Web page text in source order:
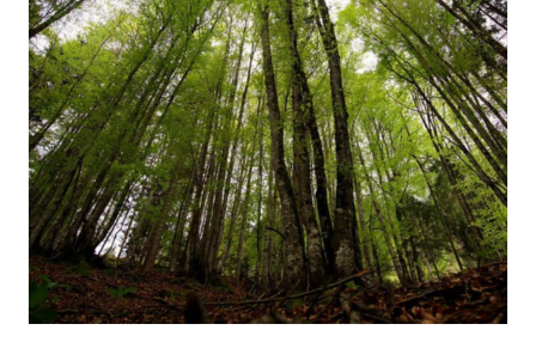
Eventos e Certificados
Comunicação
Buscar
resultados
para: